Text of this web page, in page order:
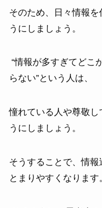
そのため、日々情報
うにしましょう。
“情報が多すぎてどこ
らない”という人は、
憧れている人や尊敬し
うにしましょう。
そうすることで、情
とまりやすくなります